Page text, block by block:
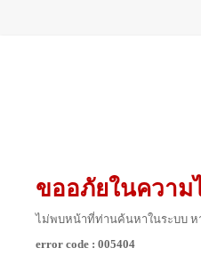
ขออภัยในความ
ไม่พบหน้าที่ท่านค้นหาในระบบ หา
error code : 005404